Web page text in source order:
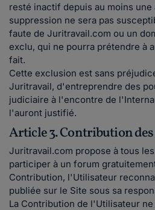
resté inactif depuis au moins une
suppression ne sera pas
faute de Juritravail.com ou un
exclu, qui ne pourra prétendre à
fait.
Cette exclusion est sans
Juritravail, d'entreprendre des
judiciaire à l'encontre de
l'auront justifié.
Article 3. Contribution
Juritravail.com propose à tous
participer à un forum
Contribution, l'Utilisateur
publiée sur le Site sous sa
La Contribution de l'Utilisateur ne